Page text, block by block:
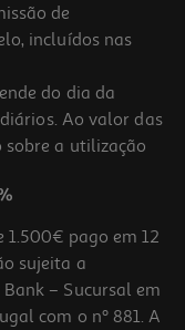
de
incluídos nas
do dia da
Ao valor das
sobre a utilização
pago em 12
sujeita a
– Sucursal em
com o nº 881. A